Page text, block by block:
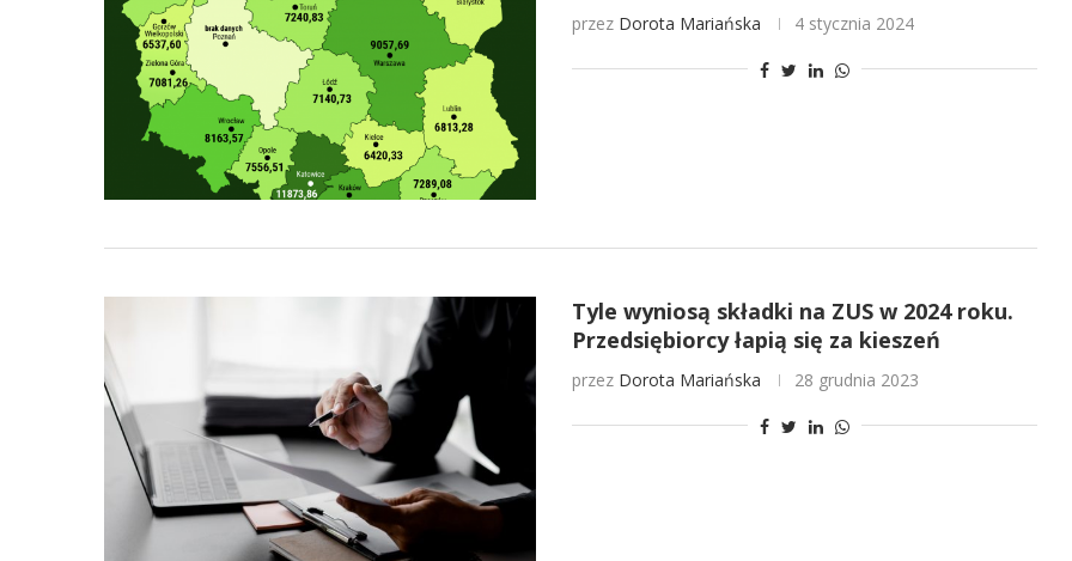
przez Dorota Mariańska 4 stycznia 2024
Tyle wyniosą składki na ZUS w 2024 roku.
Przedsiębiorcy łapią się za kieszeń
przez Dorota Mariańska 28 grudnia 2023